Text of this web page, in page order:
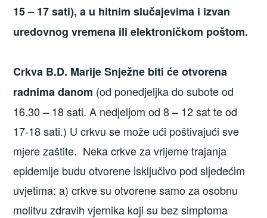
15 – 17 sati), a u hitnim slučajevima i izvan
uredovnog vremena ili elektroničkom poštom.
Crkva B.D. Marije Snježne biti će otvorena
radnima danom (od ponedjeljka do subote od
16.30 – 18 sati. A nedjeljom od 8 – 12 sat te od
17-18 sati.) U crkvu se može ući poštivajući sve
mjere zaštite. Neka crkve za vrijeme trajanja
epidemije budu otvorene isključivo pod sljedećim
uvjetima: a) crkve su otvorene samo za osobnu
molitvu zdravih vjernika koji su bez simptoma